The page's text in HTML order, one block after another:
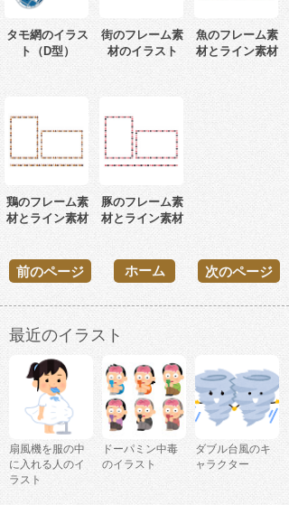
タモ網のイラス
ト（D型）
街のフレーム素
材のイラスト
魚のフレーム素
材とライン素材
鶏のフレーム素
材とライン素材
豚のフレーム素
材とライン素材
前のページ 次のページ
ホーム
最近のイラスト
扇風機を服の中
に入れる人のイ
ラスト
ドーパミン中毒
のイラスト
ダブル台風のキ
ャラクター